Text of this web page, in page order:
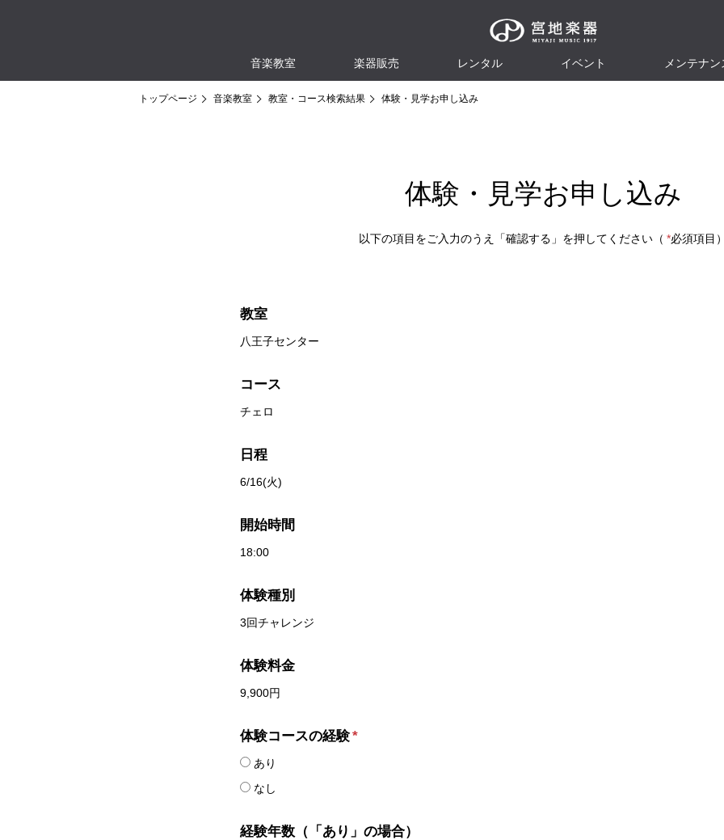
音楽教室 楽器販売 レンタル イベント メンテナン
トップページ 音楽教室 教室・コース検索結果 体験・見学お申し込み
体験・見学お申し込み
以下の項目をご入力のうえ「確認する」を押してください（ *必須項目）
教室
八王子センター
コース
チェロ
日程
6/16(火)
開始時間
18:00
体験種別
3回チャレンジ
体験料金
9,900円
体験コースの経験*
あり
なし
経験年数（「あり」の場合）